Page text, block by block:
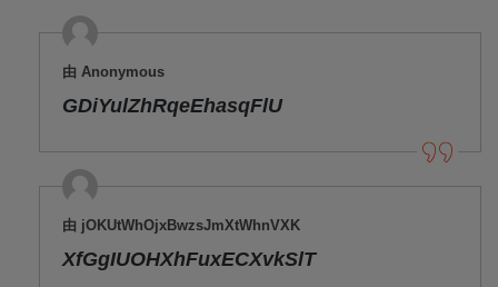
由 Anonymous
GDiYulZhRqeEhasqFlU
由 jOKUtWhOjxBwzsJmXtWhnVXK
XfGgIUOHXhFuxECXvkSlT